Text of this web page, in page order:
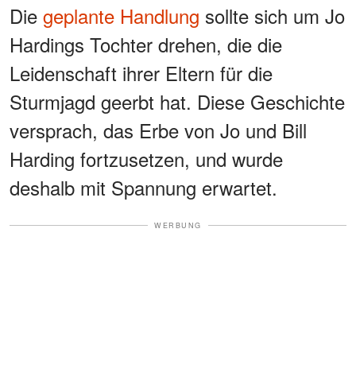
Die geplante Handlung sollte sich um Jo
Hardings Tochter drehen, die die
Leidenschaft ihrer Eltern für die
Sturmjagd geerbt hat. Diese Geschichte
versprach, das Erbe von Jo und Bill
Harding fortzusetzen, und wurde
deshalb mit Spannung erwartet.
WERBUNG